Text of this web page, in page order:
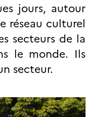
jours, autour
réseau culturel
secteurs de la
le monde. Ils
secteur.